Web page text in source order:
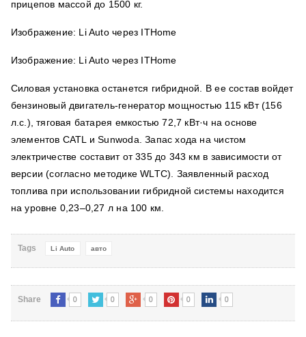
прицепов массой до 1500 кг.
Изображение: Li Auto через ITHome
Изображение: Li Auto через ITHome
Силовая установка останется гибридной. В ее состав войдет
бензиновый двигатель-генератор мощностью 115 кВт (156
л.с.), тяговая батарея емкостью 72,7 кВт·ч на основе
элементов CATL и Sunwoda. Запас хода на чистом
электричестве составит от 335 до 343 км в зависимости от
версии (согласно методике WLTC). Заявленный расход
топлива при использовании гибридной системы находится
на уровне 0,23–0,27 л на 100 км.
Tags Li Auto авто
Share 0 0 0 0 0